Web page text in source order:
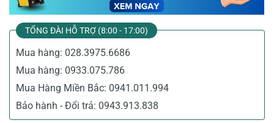
TỔNG ĐÀI HỖ TRỢ (8:00 - 17:00)
Mua hàng: 028.3975.6686
Mua hàng: 0933.075.786
Mua Hàng Miền Bắc: 0941.011.994
Bảo hành - Đổi trả: 0943.913.838